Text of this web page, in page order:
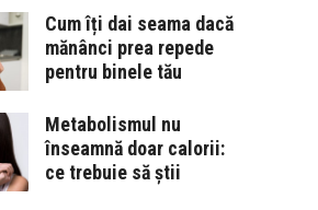
Cum îți dai seama dacă
mănânci prea repede
pentru binele tău
Metabolismul nu
înseamnă doar calorii:
ce trebuie să știi